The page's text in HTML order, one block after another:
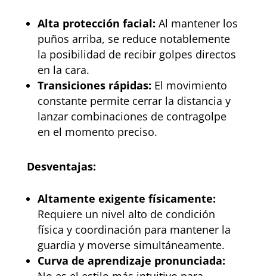
Alta protección facial: Al mantener los
puños arriba, se reduce notablemente
la posibilidad de recibir golpes directos
en la cara.
Transiciones rápidas: El movimiento
constante permite cerrar la distancia y
lanzar combinaciones de contragolpe
en el momento preciso.
Desventajas:
Altamente exigente físicamente:
Requiere un nivel alto de condición
física y coordinación para mantener la
guardia y moverse simultáneamente.
Curva de aprendizaje pronunciada: